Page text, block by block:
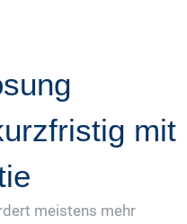
mit
meistens mehr